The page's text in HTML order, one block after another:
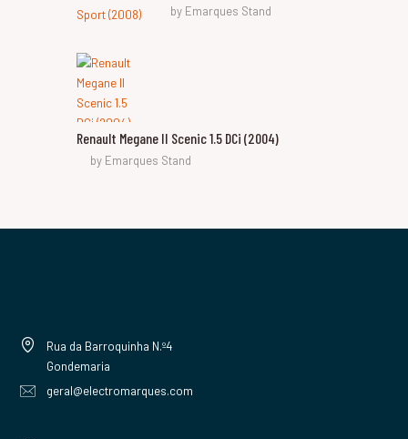
by Emarques Stand
Renault Megane II Scenic 1.5 DCi (2004)
by Emarques Stand
Rua da Barroquinha N.º4
Gondemaria
geral@electromarques.com